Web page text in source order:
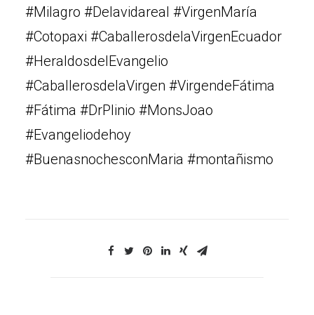
#Milagro #Delavidareal #VirgenMaría
#Cotopaxi #CaballerosdelaVirgenEcuador
#HeraldosdelEvangelio
#CaballerosdelaVirgen #VirgendeFátima
#Fátima #DrPlinio #MonsJoao
#Evangeliodehoy
#BuenasnochesconMaria #montañismo